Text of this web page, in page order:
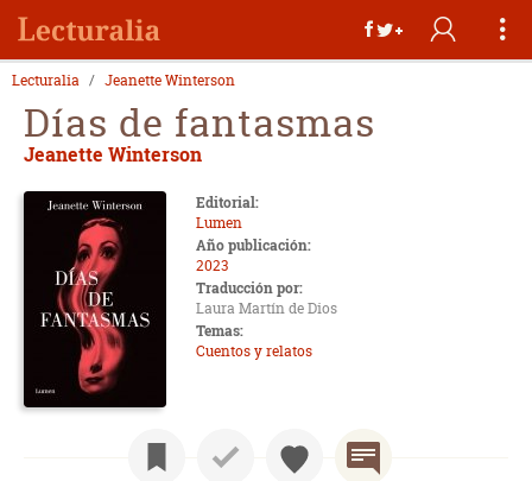
Lecturalia Jeanette Winterson
Días de fantasmas
Jeanette Winterson
Editorial:
Lumen
Año publicación:
2023
Traducción por:
Laura Martín de Dios
Temas:
Cuentos y relatos